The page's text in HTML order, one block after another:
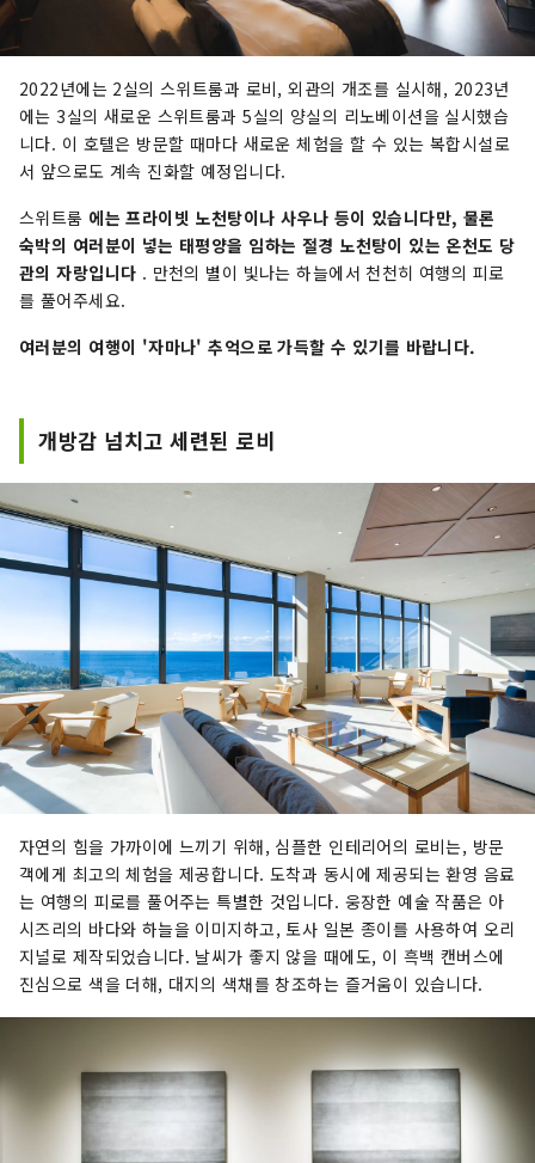
2022년에는 2실의 스위트룸과 로비, 외관의 개조를 실시해, 2023년
에는 3실의 새로운 스위트룸과 5실의 양실의 리노베이션을 실시했습
니다. 이 호텔은 방문할 때마다 새로운 체험을 할 수 있는 복합시설로
서 앞으로도 계속 진화할 예정입니다.
스위트룸 에는 프라이빗 노천탕이나 사우나 등이 있습니다만, 물론
숙박의 여러분이 넣는 태평양을 임하는 절경 노천탕이 있는 온천도 당
관의 자랑입니다 . 만천의 별이 빛나는 하늘에서 천천히 여행의 피로
를 풀어주세요.
여러분의 여행이 '자마나' 추억으로 가득할 수 있기를 바랍니다.
개방감 넘치고 세련된 로비
자연의 힘을 가까이에 느끼기 위해, 심플한 인테리어의 로비는, 방문
객에게 최고의 체험을 제공합니다. 도착과 동시에 제공되는 환영 음료
는 여행의 피로를 풀어주는 특별한 것입니다. 웅장한 예술 작품은 아
시즈리의 바다와 하늘을 이미지하고, 토사 일본 종이를 사용하여 오리
지널로 제작되었습니다. 날씨가 좋지 않을 때에도, 이 흑백 캔버스에
진심으로 색을 더해, 대지의 색채를 창조하는 즐거움이 있습니다.